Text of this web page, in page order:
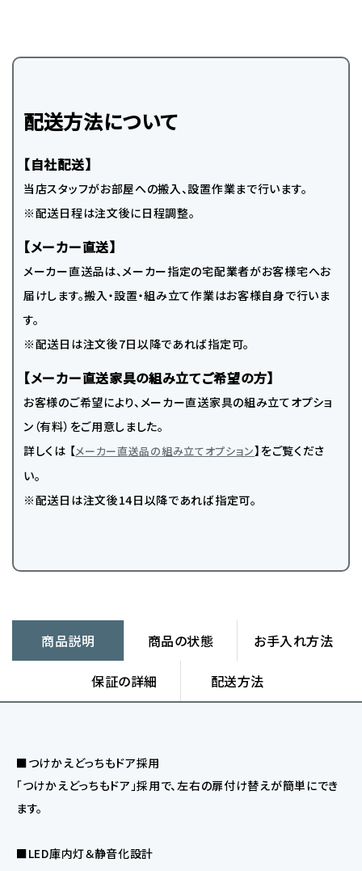
配送方法について
【自社配送】
当店スタッフがお部屋への搬入、設置作業まで行います。
※配送日程は注文後に日程調整。
【メーカー直送】
メーカー直送品は、メーカー指定の宅配業者がお客様宅へお
届けします。搬入・設置・組み立て作業はお客様自身で行いま
す。
※配送日は注文後7日以降であれば指定可。
【メーカー直送家具の組み立てご希望の方】
お客様のご希望により、メーカー直送家具の組み立てオプショ
ン（有料）をご用意しました。
詳しくは 【メーカー直送品の組み立てオプション】をご覧くださ
い。
※配送日は注文後14日以降であれば指定可。
商品説明 商品の状態 お手入れ方法
保証の詳細 配送方法
■つけかえどっちもドア採用
「つけかえどっちもドア」採用で、左右の扉付け替えが簡単にでき
ます。
■LED庫内灯＆静音化設計